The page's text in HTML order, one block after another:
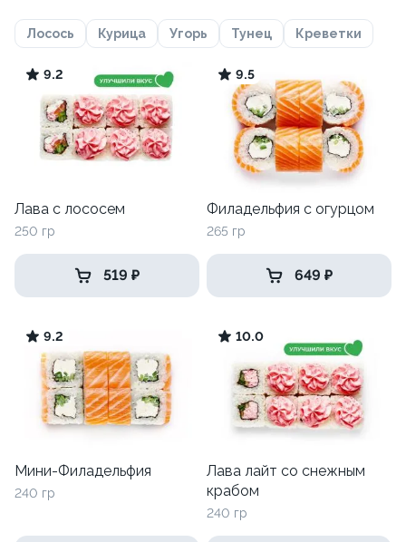
Лосось Курица Угорь Тунец Креветки
9.2
Лава с лососем
250 гр
519 ₽
9.5
Филадельфия с огурцом
265 гр
649 ₽
9.2
Мини-Филадельфия
240 гр
10.0
Лава лайт со снежным
крабом
240 гр